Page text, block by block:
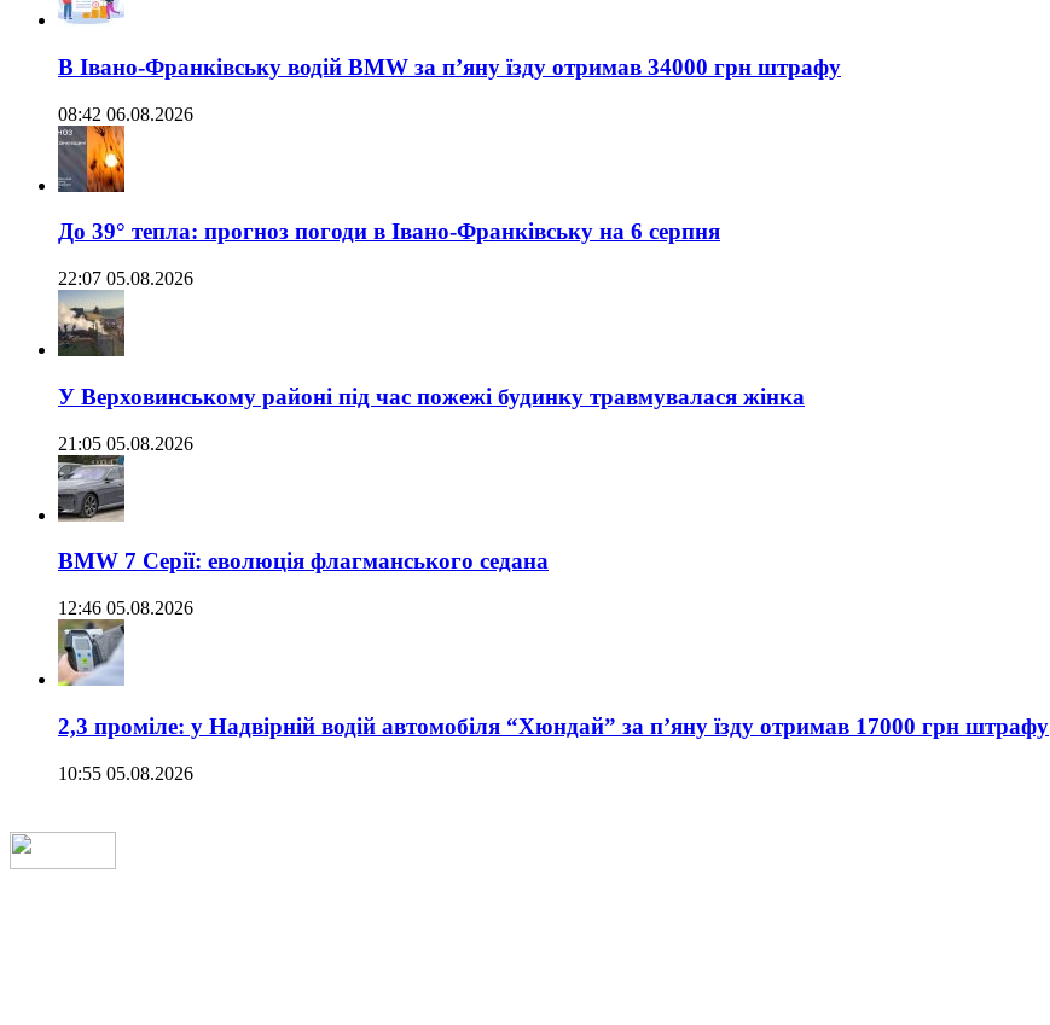
В Івано-Франківську водій BMW за п’яну їзду отримав 34000 грн штрафу
08:42 06.08.2026
До 39° тепла: прогноз погоди в Івано-Франківську на 6 серпня
22:07 05.08.2026
У Верховинському районі під час пожежі будинку травмувалася жінка
21:05 05.08.2026
BMW 7 Серії: еволюція флагманського седана
12:46 05.08.2026
2,3 проміле: у Надвірній водій автомобіля “Хюндай” за п’яну їзду отримав 17000 грн штрафу
10:55 05.08.2026